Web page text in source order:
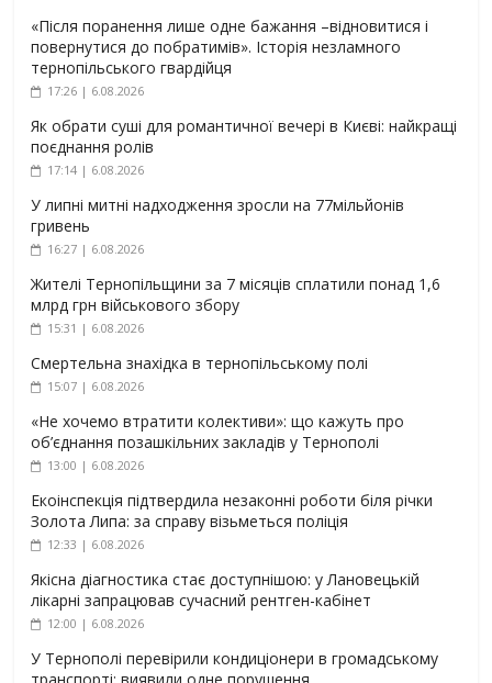
«Після поранення лише одне бажання –відновитися і
повернутися до побратимів». Історія незламного
тернопільського гвардійця
17:26 | 6.08.2026
Як обрати суші для романтичної вечері в Києві: найкращі
поєднання ролів
17:14 | 6.08.2026
У липні митні надходження зросли на 77мільйонів
гривень
16:27 | 6.08.2026
Жителі Тернопільщини за 7 місяців сплатили понад 1,6
млрд грн військового збору
15:31 | 6.08.2026
Смертельна знахідка в тернопільському полі
15:07 | 6.08.2026
«Не хочемо втратити колективи»: що кажуть про
об’єднання позашкільних закладів у Тернополі
13:00 | 6.08.2026
Екоінспекція підтвердила незаконні роботи біля річки
Золота Липа: за справу візьметься поліція
12:33 | 6.08.2026
Якісна діагностика стає доступнішою: у Лановецькій
лікарні запрацював сучасний рентген-кабінет
12:00 | 6.08.2026
У Тернополі перевірили кондиціонери в громадському
транспорті: виявили одне порушення